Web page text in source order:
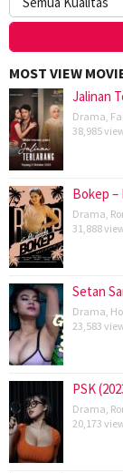
MOST VIEW
Jalinan
Drama
38,985
Bokep –
Drama
31,888
Setan
Drama
23,583
PSK
Drama
20,173